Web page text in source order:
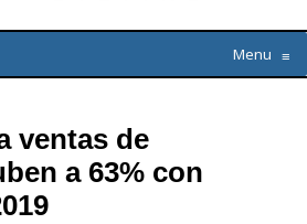
Menu ≡
ventas de
a 63% con